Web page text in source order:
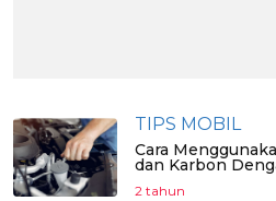
TIPS MOBIL
Cara
dan Karbon
2 tahun